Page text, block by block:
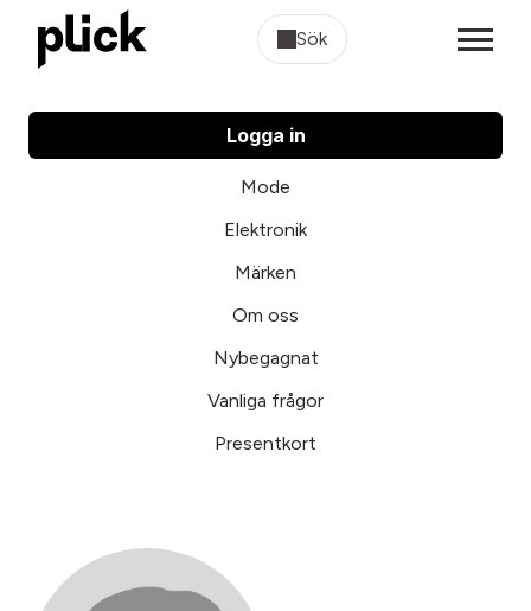
Sök
Logga in
Mode
Elektronik
Märken
Om oss
Nybegagnat
Vanliga frågor
Presentkort